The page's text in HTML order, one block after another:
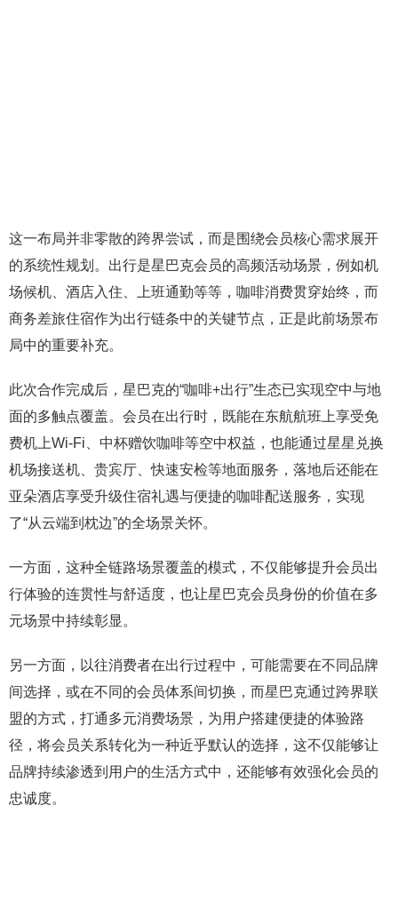
这一布局并非零散的跨界尝试，而是围绕会员核心需求展开
的系统性规划。出行是星巴克会员的高频活动场景，例如机
场候机、酒店入住、上班通勤等等，咖啡消费贯穿始终，而
商务差旅住宿作为出行链条中的关键节点，正是此前场景布
局中的重要补充。
此次合作完成后，星巴克的“咖啡+出行”生态已实现空中与地
面的多触点覆盖。会员在出行时，既能在东航航班上享受免
费机上Wi-Fi、中杯赠饮咖啡等空中权益，也能通过星星兑换
机场接送机、贵宾厅、快速安检等地面服务，落地后还能在
亚朵酒店享受升级住宿礼遇与便捷的咖啡配送服务，实现
了“从云端到枕边”的全场景关怀。
一方面，这种全链路场景覆盖的模式，不仅能够提升会员出
行体验的连贯性与舒适度，也让星巴克会员身份的价值在多
元场景中持续彰显。
另一方面，以往消费者在出行过程中，可能需要在不同品牌
间选择，或在不同的会员体系间切换，而星巴克通过跨界联
盟的方式，打通多元消费场景，为用户搭建便捷的体验路
径，将会员关系转化为一种近乎默认的选择，这不仅能够让
品牌持续渗透到用户的生活方式中，还能够有效强化会员的
忠诚度。